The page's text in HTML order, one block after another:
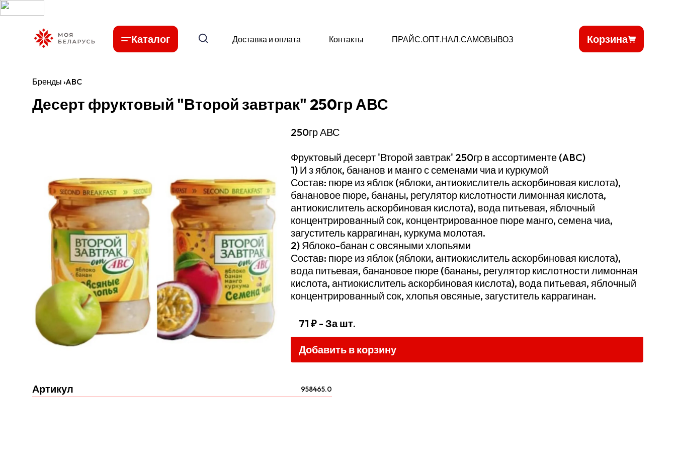
Каталог Доставка и оплата Контакты ПРАЙС.ОПТ.НАЛ.САМОВЫВОЗ Корзина
Бренды ›ABC
Десерт фруктовый "Второй завтрак" 250гр АВС
250гр АВС
Фруктовый десерт 'Второй завтрак' 250гр в ассортименте (ABC)
1) И з яблок, бананов и манго с семенами чиа и куркумой
Состав: пюре из яблок (яблоки, антиокислитель аскорбиновая кислота),
банановое пюре, бананы, регулятор кислотности лимонная кислота,
антиокислитель аскорбиновая кислота), вода питьевая, яблочный
концентрированный сок, концентрированное пюре манго, семена чиа,
загуститель каррагинан, куркума молотая.
2) Яблоко-банан с овсяными хлопьями
Состав: пюре из яблок (яблоки, антиокислитель аскорбиновая кислота),
вода питьевая, банановое пюре (бананы, регулятор кислотности лимонная
кислота, антиокислитель аскорбиновая кислота), вода питьевая, яблочный
концентрированный сок, хлопья овсяные, загуститель каррагинан.
71 ₽ - За шт.
Добавить в корзину
Артикул 958465.0